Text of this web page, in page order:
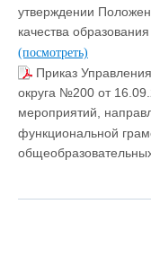
утверждении
качества
(посмотреть)
Приказ
округа №200 от
мероприятий,
функциональной